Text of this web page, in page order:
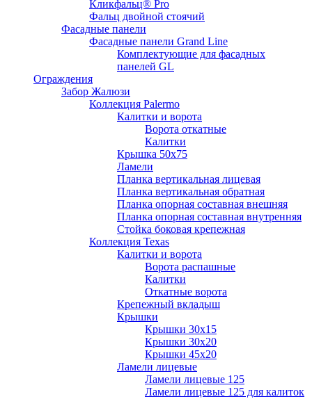
Кликфальц® Pro
Фальц двoйной стоячий
Фасадные панели
Фасадные панели Grand Line
Комплектующие для фасадных
панелей GL
Ограждения
Забор Жалюзи
Коллекция Palermo
Калитки и ворота
Ворота откатные
Калитки
Крышка 50х75
Ламели
Планка вертикальная лицевая
Планка вертикальная обратная
Планка опорная составная внешняя
Планка опорная составная внутренняя
Стойка боковая крепежная
Коллекция Texas
Калитки и ворота
Ворота распашные
Калитки
Откатные ворота
Крепежный вкладыш
Крышки
Крышки 30х15
Крышки 30х20
Крышки 45х20
Ламели лицевые
Ламели лицевые 125
Ламели лицевые 125 для калиток